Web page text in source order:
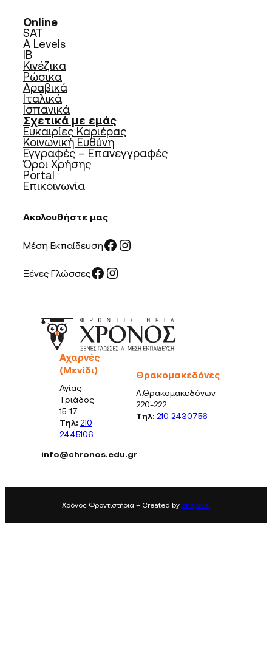
Online
SAT
A Levels
IB
Κινέζικα
Ρώσικα
Αραβικά
Ιταλικά
Ισπανικά
Σχετικά με εμάς
Ευκαιρίες Καριέρας
Κοινωνική Ευθύνη
Εγγραφές – Επανεγγραφές
Όροι Χρήσης
Portal
Επικοινωνία
Ακολουθήστε μας
Μέση ΕκπαίδευσηFacebook Instagram
Ξένες ΓλώσσεςFacebook Instagram
Αχαρνές
(Μενίδι)
Αγίας
Τριάδος
15-17
Τηλ: 210
2445106
Θρακομακεδόνες
Λ.Θρακομακεδόνων
220-222
Τηλ: 210 2430756
info@chronos.edu.gr
Χρόνος Φροντιστήρια – Created by onepixel